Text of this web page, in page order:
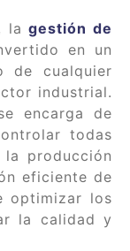
lagestión de
en un
de cualquier
industrial.
encarga de
todas
producción
eficiente de
optimizar los
la calidad y